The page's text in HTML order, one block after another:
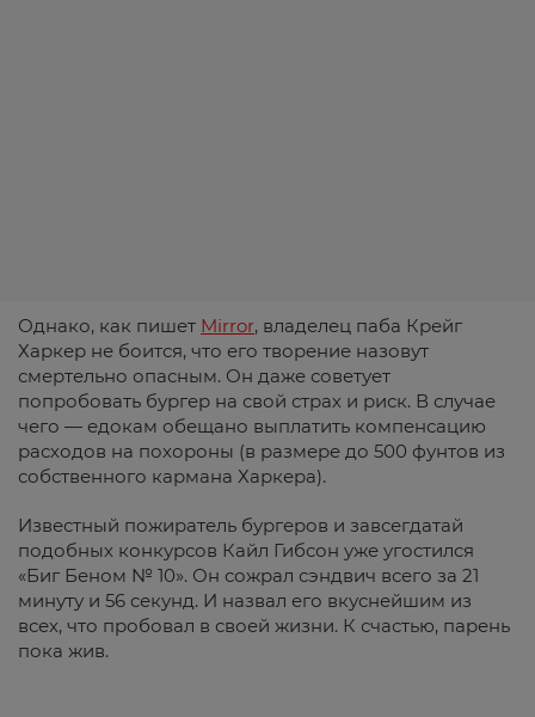
Однако, как пишет Mirror, владелец паба Крейг
Харкер не боится, что его творение назовут
смертельно опасным. Он даже советует
попробовать бургер на свой страх и риск. В случае
чего — едокам обещано выплатить компенсацию
расходов на похороны (в размере до 500 фунтов из
собственного кармана Харкера).
Известный пожиратель бургеров и завсегдатай
подобных конкурсов Кайл Гибсон уже угостился
«Биг Беном № 10». Он сожрал сэндвич всего за 21
минуту и ​​56 секунд. И назвал его вкуснейшим из
всех, что пробовал в своей жизни. К счастью, парень
пока жив.